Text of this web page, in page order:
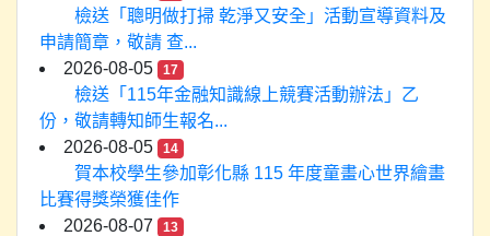
檢送「聰明做打掃 乾淨又安全」活動宣導資料及
申請簡章，敬請 查...
2026-08-05
17
檢送「115年金融知識線上競賽活動辦法」乙
份，敬請轉知師生報名...
2026-08-05
14
賀本校學生參加彰化縣 115 年度童畫心世界繪畫
比賽得獎榮獲佳作
2026-08-07
13